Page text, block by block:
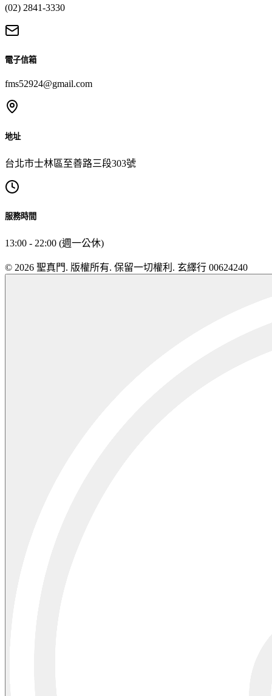
(02) 2841-3330
電子信箱
fms52924@gmail.com
地址
台北市士林區至善路三段303號
服務時間
13:00 - 22:00 (週一公休)
© 2026 聖真門. 版權所有. 保留一切權利. 玄繹行 00624240